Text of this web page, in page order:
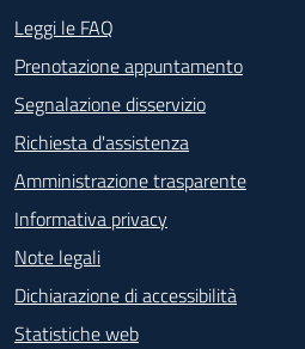
Footer - Contatti
Leggi le FAQ
Prenotazione appuntamento
Segnalazione disservizio
Richiesta d'assistenza
Amministrazione trasparente
Informativa privacy
Note legali
Dichiarazione di accessibilità
Statistiche web